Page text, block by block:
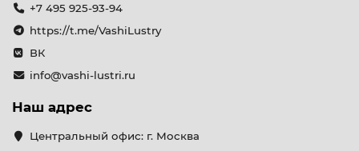
+7 495 925-93-94
https://t.me/VashiLustry
ВК
info@vashi-lustri.ru
Наш адрес
Центральный офис: г. Москва